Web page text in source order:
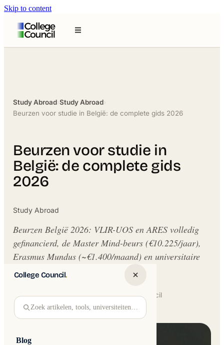
Skip to content
College Council.
Zoek artikelen, tools, universiteiten…
Blog
Study Abroad›Study Abroad›
Beurzen voor studie in België: de complete gids 2026
Beurzen voor studie in
België: de complete gids
2026
Study Abroad
Beurzen België 2026: VLIR-UOS en ARES volledig
gefinancierd, de Master Mind-beurs (€10.225/jaar),
Erasmus Mundus (~€1.400/maand) en universitaire
stipendia.
Written byJakub Andre College Council
Updated 17 June 2026 · 12 min read